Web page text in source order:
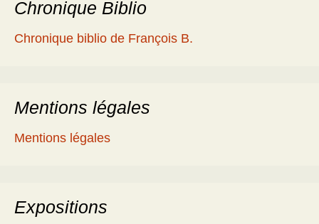
Chronique Biblio
Chronique biblio de François B.
Mentions légales
Mentions légales
Expositions